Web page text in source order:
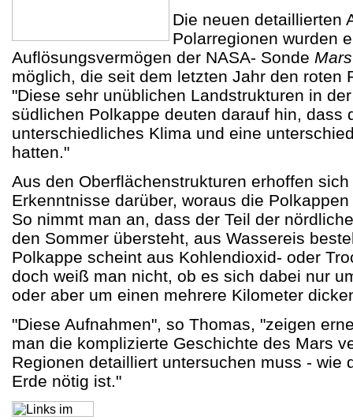
Die neuen detaillierten
Polarregionen wurden
Auflösungsvermögen der NASA- Sonde
möglich, die seit dem letzten Jahr den roten
"Diese sehr unüblichen Landstrukturen in
südlichen Polkappe deuten darauf hin, dass
unterschiedliches Klima und eine
hatten."
Aus den Oberflächenstrukturen erhoffen
Erkenntnisse darüber, woraus die
So nimmt man an, dass der Teil der
den Sommer übersteht, aus Wassereis
Polkappe scheint aus Kohlendioxid- oder
doch weiß man nicht, ob es sich dabei nur
oder aber um einen mehrere Kilometer
"Diese Aufnahmen", so Thomas, "zeigen
man die komplizierte Geschichte des Mars
Regionen detailliert untersuchen muss - wie
Erde nötig ist."